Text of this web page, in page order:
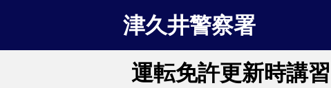
津久井警察署
運転免許更新時講